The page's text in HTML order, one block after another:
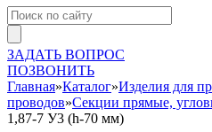
ЗАДАТЬ ВОПРОС
ПОЗВОНИТЬ
Главная»Каталог»Изделия для
проводов»Секции прямые,
1,87-7 У3 (h-70 мм)